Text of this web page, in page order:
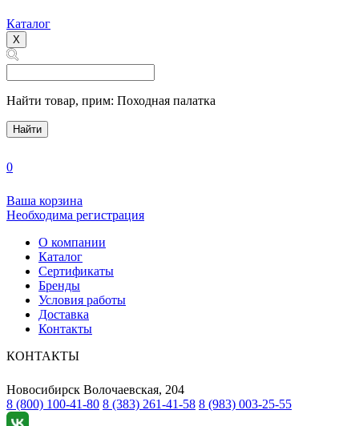
Каталог
X
Найти товар, прим: Походная палатка
Найти
0
Ваша корзина
Необходима регистрация
О компании
Каталог
Сертификаты
Бренды
Условия работы
Доставка
Контакты
КОНТАКТЫ
Новосибирск Волочаевская, 204
8 (800) 100-41-80 8 (383) 261-41-58 8 (983) 003-25-55